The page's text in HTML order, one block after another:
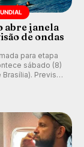
abre janela
de ondas
para etapa
sábado (8)
Previsão